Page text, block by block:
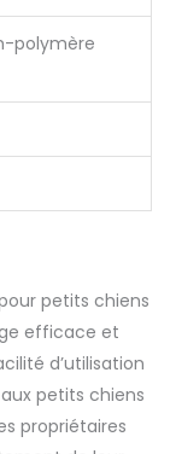
lithium-
durée
vous
de
collier
De plus,
dans
pour
puissiez
avec
avec
polymère
petits chiens
efficace et
d’utilisation
petits chiens
propriétaires